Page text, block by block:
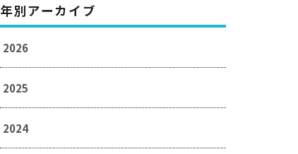
年別アーカイブ
2026
2025
2024